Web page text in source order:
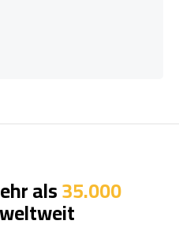
als35.000